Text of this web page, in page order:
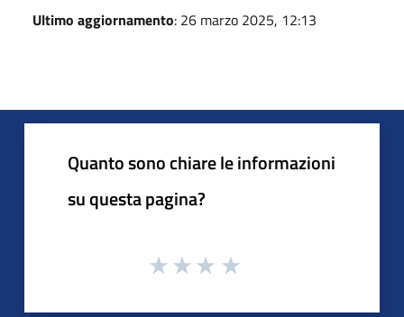
Ultimo aggiornamento: 26 marzo 2025, 12:13
Quanto sono chiare le informazioni
su questa pagina?